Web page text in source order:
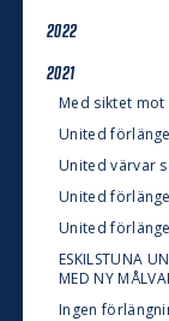
2022
2021
Med siktet mot
United
United värvar
United
United
ESKILSTUNA
MED NY
Ingen